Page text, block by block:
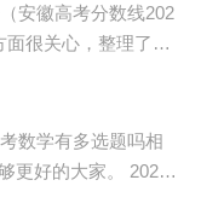
安徽高考分数线202
很关心，整理了相
出自安庆一中；安
，出自合
数学有多选题吗相
的大家。 2023